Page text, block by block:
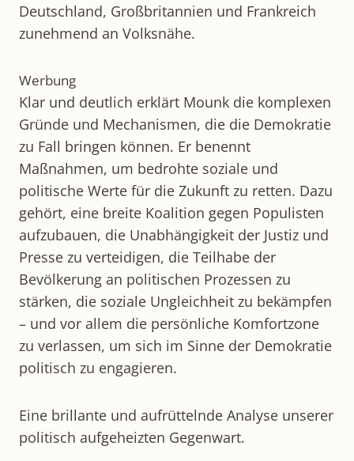
Deutschland, Großbritannien und Frankreich
zunehmend an Volksnähe.
Werbung
Klar und deutlich erklärt Mounk die komplexen
Gründe und Mechanismen, die die Demokratie
zu Fall bringen können. Er benennt
Maßnahmen, um bedrohte soziale und
politische Werte für die Zukunft zu retten. Dazu
gehört, eine breite Koalition gegen Populisten
aufzubauen, die Unabhängigkeit der Justiz und
Presse zu verteidigen, die Teilhabe der
Bevölkerung an politischen Prozessen zu
stärken, die soziale Ungleichheit zu bekämpfen
– und vor allem die persönliche Komfortzone
zu verlassen, um sich im Sinne der Demokratie
politisch zu engagieren.
Eine brillante und aufrüttelnde Analyse unserer
politisch aufgeheizten Gegenwart.